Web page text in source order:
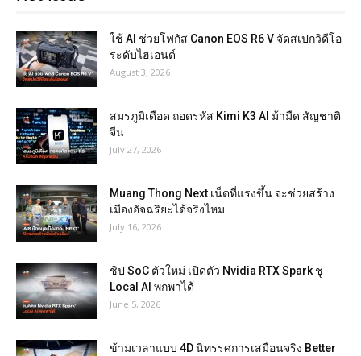
ใช้ AI ช่วยโฟกัส Canon EOS R6 V จัดสเปกวิดีโอ
ระดับไฮเอนด์
August 3, 2026
สมรภูมิเดือด ถอดรหัส Kimi K3 AI ม้ามืด สัญชาติ
จีน
July 27, 2026
Muang Thong Next เน็ตที่แรงขึ้น จะช่วยสร้าง
เมืองอัจฉริยะได้จริงไหม
July 16, 2026
ชิป SoC ตัวใหม่ เปิดตัว Nvidia RTX Spark ชู
Local AI พกพาได้
June 5, 2026
ข้ามเวลาแบบ 4D นิทรรศการเสมือนจริง Better